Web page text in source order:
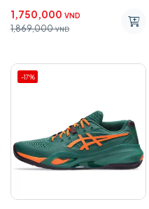
Pickleball WR8053501001
1,750,000 VND
1,869,000 VND
-17%